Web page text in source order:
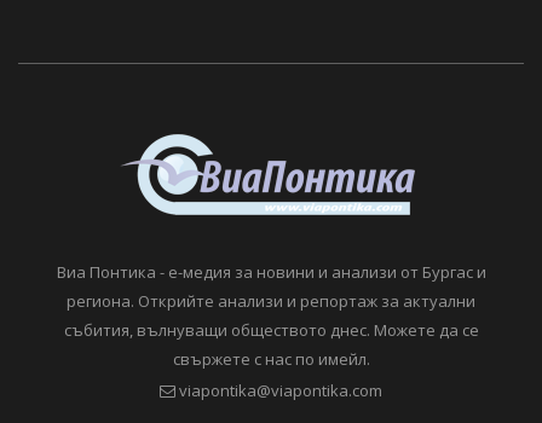
Виа Понтика - е-медия за новини и анализи от Бургас и
региона. Открийте анализи и репортаж за актуални
събития, вълнуващи обществото днес. Можете да се
свържете с нас по имейл.
viapontika@viapontika.com